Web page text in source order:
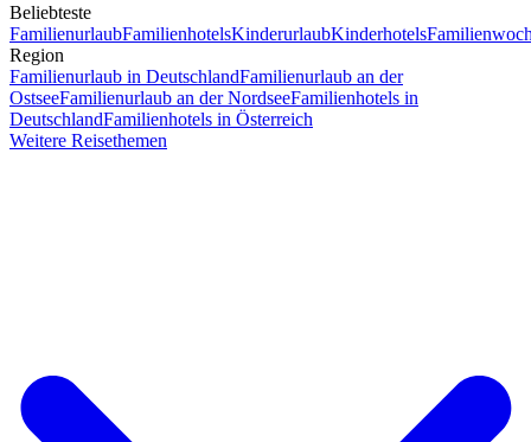
Beliebteste
FamilienurlaubFamilienhotelsKinderurlaubKinderhotels
Region
Familienurlaub in DeutschlandFamilienurlaub an der
OstseeFamilienurlaub an der NordseeFamilienhotels in
DeutschlandFamilienhotels in Österreich
Weitere Reisethemen